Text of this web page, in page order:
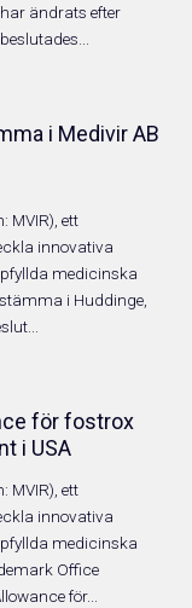
ändrats efter
i Medivir AB
MVIR), ett
innovativa
medicinska
i Huddinge,
för fostrox
i USA
MVIR), ett
innovativa
medicinska
Office
för...